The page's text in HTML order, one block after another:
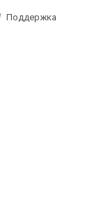
Поддержка